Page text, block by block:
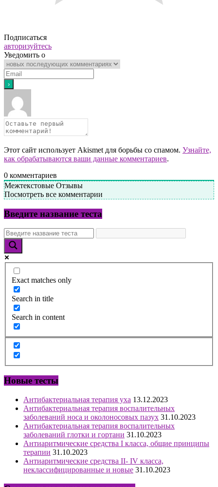
Подписаться
авторизуйтесь
Уведомить о
Этот сайт использует Akismet для борьбы со спамом. Узнайте,
как обрабатываются ваши данные комментариев.
0 комментариев
Межтекстовые Отзывы
Посмотреть все комментарии
Введите название теста
Exact matches only
Search in title
Search in content
Новые тесты
Антибактериальная терапия уха 13.12.2023
Антибактериальная терапия воспалительных
заболеваний носа и околоносовых пазух 31.10.2023
Антибактериальная терапия воспалительных
заболеваний глотки и гортани 31.10.2023
Антиаритмические средства I класса, общие принципы
терапии 31.10.2023
Антиаритмические средства II- IV класса,
неклассифицированные и новые 31.10.2023